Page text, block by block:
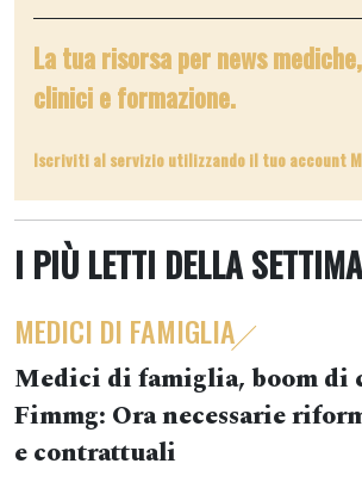
La tua risorsa per news
clinici e formazione.
Iscriviti al servizio utilizzando il tuo account
I PIÙ LETTI DELLA
MEDICI DI FAMIGLIA
Medici di famiglia, boom di
Fimmg: Ora necessarie
e contrattuali